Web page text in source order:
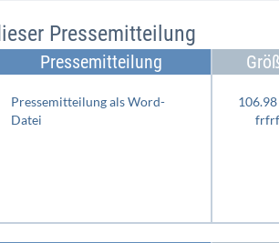
Pressemitteilung
Pressemitteilung
Pressemitteilung als Word-
Datei
frfrf